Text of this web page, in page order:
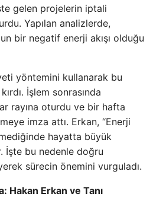
gelen projelerin iptali
Yapılan analizlerde,
bir negatif enerji akışı olduğu
yöntemini kullanarak bu
İşlem sonrasında
rayına oturdu ve bir hafta
imza attı. Erkan, “Enerji
hayatta büyük
İşte bu nedenle doğru
sürecin önemini vurguladı.
Hakan Erkan ve Tanı